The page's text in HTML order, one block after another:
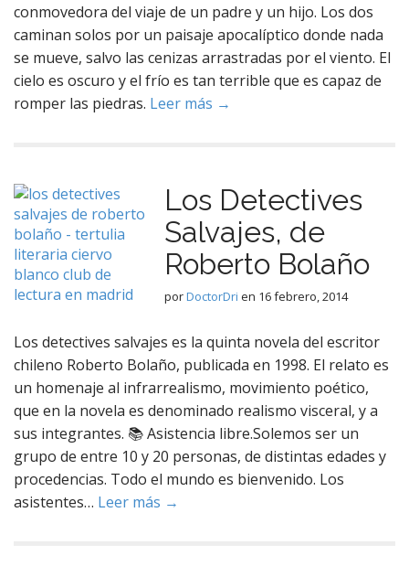
conmovedora del viaje de un padre y un hijo. Los dos
caminan solos por un paisaje apocalíptico donde nada
se mueve, salvo las cenizas arrastradas por el viento. El
cielo es oscuro y el frío es tan terrible que es capaz de
romper las piedras. Leer más →
Los Detectives
Salvajes, de
Roberto Bolaño
porDoctorDri en 16 febrero, 2014
Los detectives salvajes es la quinta novela del escritor
chileno Roberto Bolaño, publicada en 1998. El relato es
un homenaje al infrarrealismo, movimiento poético,
que en la novela es denominado realismo visceral, y a
sus integrantes. 📚 Asistencia libre.Solemos ser un
grupo de entre 10 y 20 personas, de distintas edades y
procedencias. Todo el mundo es bienvenido. Los
asistentes… Leer más →